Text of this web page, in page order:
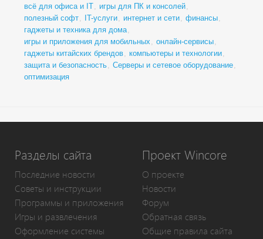
всё для офиса и IT, игры для ПК и консолей,
полезный софт, IT-услуги, интернет и сети, финансы,
гаджеты и техника для дома,
игры и приложения для мобильных , онлайн-сервисы,
гаджеты китайских брендов, компьютеры и технологии,
защита и безопасность, Серверы и сетевое оборудование,
оптимизация
Разделы сайта
Последние новости
Советы и инструкции
Программы и приложения
Игры и развлечения
Оформление системы
Проект Wincore
О проекте
Новости
Форум
Обратная связь
Общие правила сайта